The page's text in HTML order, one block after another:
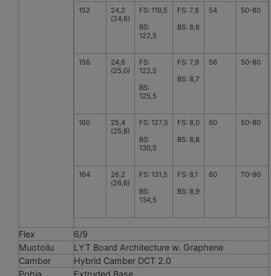
152
24,2
(24,6)
FS: 119,5
BS:
122,5
FS: 7,8
BS: 8,6
54 50-80
156
24,6
(25,0)
FS:
122,5
BS:
125,5
FS: 7,9
BS: 8,7
56 50-80
160
25,4
(25,8)
FS: 127,5
BS:
130,5
FS: 8,0
BS: 8,8
60 50-80
164
26,2
(26,6)
FS: 131,5
BS:
134,5
FS: 8,1
BS: 8,9
60 70-90
Flex
6/9
Muotoilu
LYT Board Architecture w. Graphene
Camber
Hybrid Camber DCT 2.0
Pohja
Extruded Base